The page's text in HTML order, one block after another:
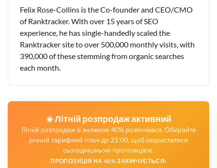
Felix Rose-Collins is the Co-founder and CEO/CMO
of Ranktracker. With over 15 years of SEO
experience, he has single-handedly scaled the
Ranktracker site to over 500,000 monthly visits, with
390,000 of these stemming from organic searches
each month.
☀️ Літній розпродаж активний
Літній розпродаж зі знижкою 40% розпочався. Обирайте
річний тарифний план до 21:00, щоб скористатися
сьогоднішньою пропозицією.
ПРОПОЗИЦІЯ НА 40% ЗАКІНЧУЄТЬСЯ: